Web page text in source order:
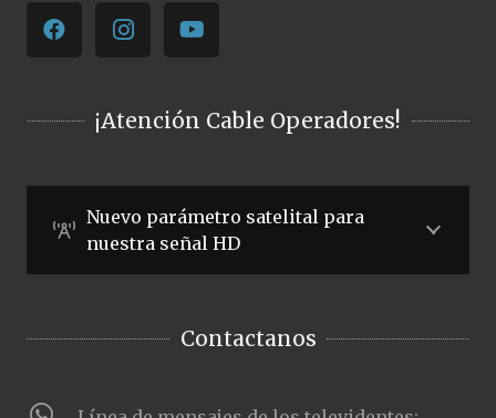
¡Atención Cable Operadores!
Nuevo parámetro satelital para
nuestra señal HD
Contactanos